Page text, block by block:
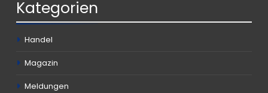
Kategorien
Handel
Magazin
Meldungen